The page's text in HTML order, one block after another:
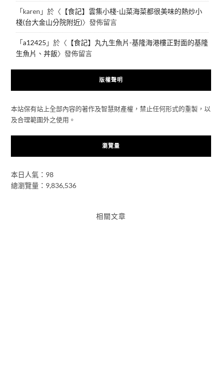
「karen 」於〈 【食記】雲集小棧-山菜海菜都很美味的熱炒小
棧(台大金山分院附近)〉發佈留言
「a12425 」於〈 【食記】丸九生魚片-基隆海港樓正對面的基隆
生魚片、丼飯〉發佈留言
版權聲明
本站保有站上全部內容的著作及智慧財產權，禁止任何形式的重製，以
及合理範圍外之使用。
瀏覽量
本日人氣：98
總瀏覽量：9,836,536
相關文章